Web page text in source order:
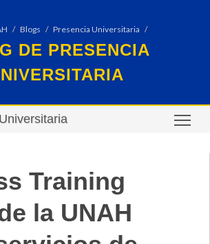
Blogs Presencia Universitaria
DE PRESENCIA
Training
la UNAH